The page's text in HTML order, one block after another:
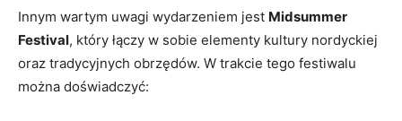
Innym wartym uwagi wydarzeniem jest Midsummer
Festival, który łączy w sobie elementy kultury nordyckiej
oraz tradycyjnych obrzędów. W trakcie tego festiwalu
można doświadczyć: